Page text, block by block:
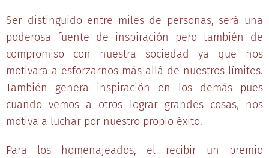
Ser distinguido entre miles de personas, será una
poderosa fuente de inspiración pero también de
compromiso con nuestra sociedad ya que nos
motivara a esforzarnos más allá de nuestros límites.
También genera inspiración en los demás pues
cuando vemos a otros lograr grandes cosas, nos
motiva a luchar por nuestro propio éxito.
Para los homenajeados, el recibir un premio